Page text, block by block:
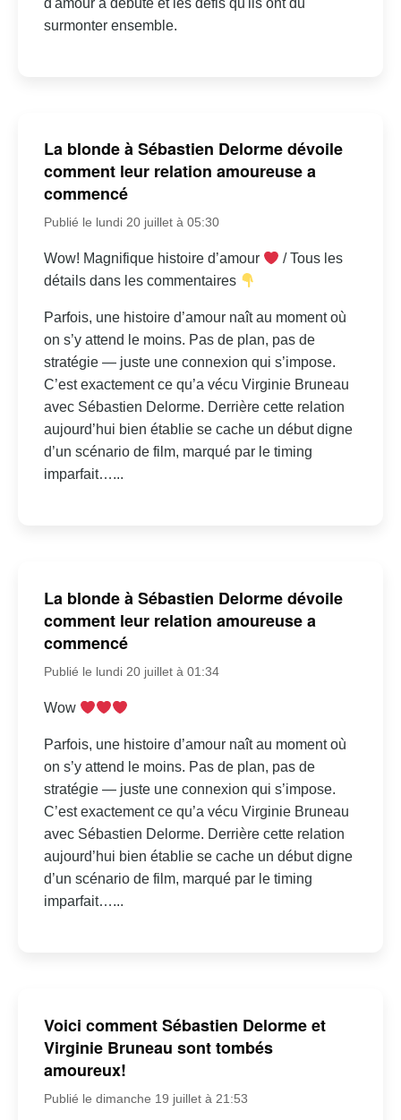
surmonter ensemble.
La blonde à Sébastien Delorme dévoile
comment leur relation amoureuse a
commencé
Publié le lundi 20 juillet à 05:30
Wow! Magnifique histoire d’amour
/ Tous les
détails dans les commentaires
Parfois, une histoire d’amour naît au moment où
on s’y attend le moins. Pas de plan, pas de
stratégie — juste une connexion qui s’impose.
C’est exactement ce qu’a vécu Virginie Bruneau
avec Sébastien Delorme. Derrière cette relation
aujourd’hui bien établie se cache un début digne
d’un scénario de film, marqué par le timing
imparfait…...
La blonde à Sébastien Delorme dévoile
comment leur relation amoureuse a
commencé
Publié le lundi 20 juillet à 01:34
Wow
Parfois, une histoire d’amour naît au moment où
on s’y attend le moins. Pas de plan, pas de
stratégie — juste une connexion qui s’impose.
C’est exactement ce qu’a vécu Virginie Bruneau
avec Sébastien Delorme. Derrière cette relation
aujourd’hui bien établie se cache un début digne
d’un scénario de film, marqué par le timing
imparfait…...
Voici comment Sébastien Delorme et
Virginie Bruneau sont tombés
amoureux!
Publié le dimanche 19 juillet à 21:53